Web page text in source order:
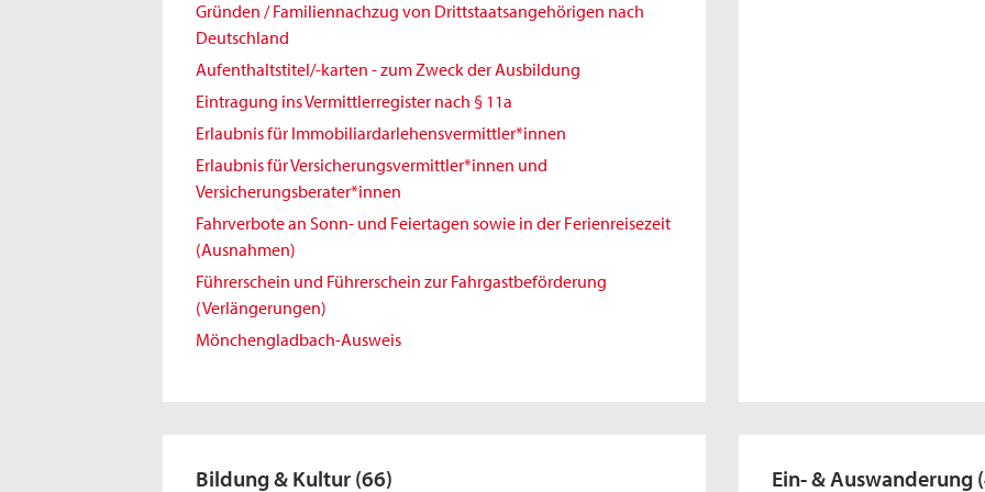
Gründen / Familiennachzug von Drittstaatsangehörigen nach
Deutschland
Aufenthaltstitel/-karten - zum Zweck der Ausbildung
Eintragung ins Vermittlerregister nach § 11a
Erlaubnis für Immobiliardarlehensvermittler*innen
Erlaubnis für Versicherungsvermittler*innen und
Versicherungsberater*innen
Fahrverbote an Sonn- und Feiertagen sowie in der Ferienreisezeit
(Ausnahmen)
Führerschein und Führerschein zur Fahrgastbeförderung
(Verlängerungen)
Mönchengladbach-Ausweis
Bildung & Kultur (66) Ein- & Auswanderung